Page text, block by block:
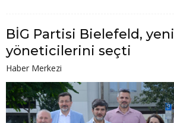
BİG Partisi Bielefeld, yeni
yöneticilerini seçti
Haber Merkezi